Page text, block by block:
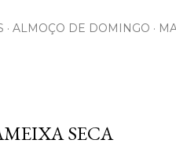
ALMOÇO DE DOMINGO
SECA